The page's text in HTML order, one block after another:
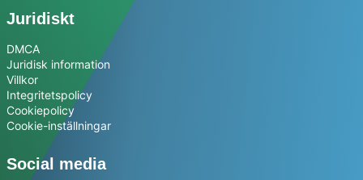
Juridiskt
DMCA
Juridisk information
Villkor
Integritetspolicy
Cookiepolicy
Cookie-inställningar
Social media